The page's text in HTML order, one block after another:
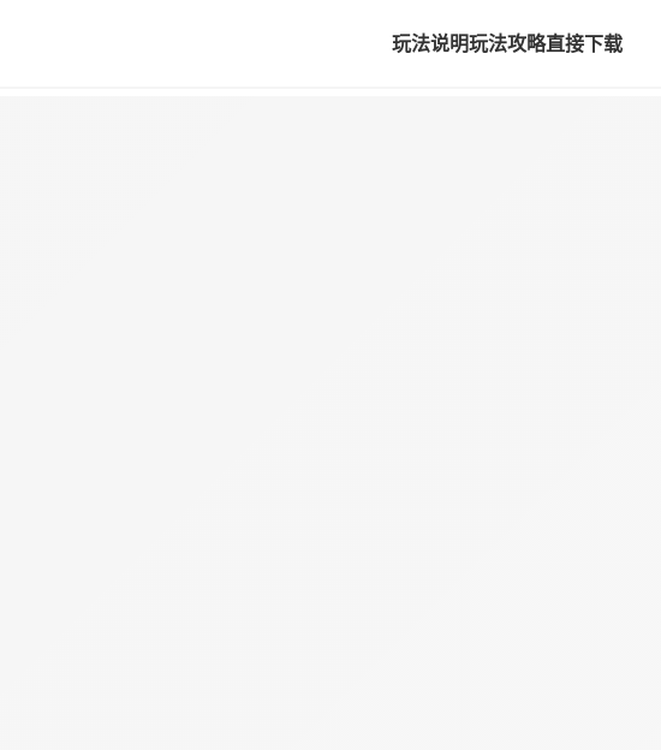
玩法说明玩法攻略直接下载